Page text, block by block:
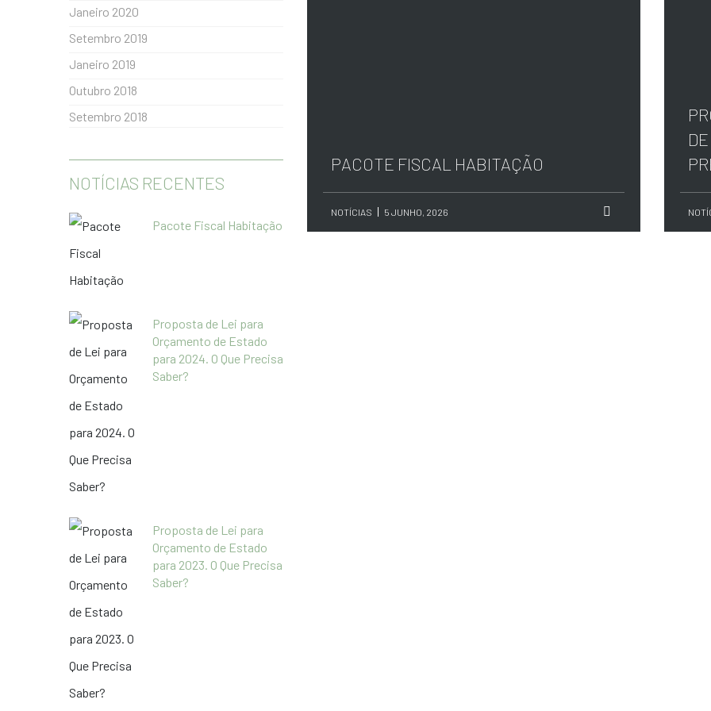
PACOTE FISCAL HABITAÇÃO
NOTÍCIAS 5 JUNHO, 2026
Janeiro 2020
Setembro 2019
Janeiro 2019
Outubro 2018
Setembro 2018
NOTÍCIAS RECENTES
Pacote Fiscal Habitação
Proposta de Lei para
Orçamento de Estado
para 2024. O Que Precisa
Saber?
Proposta de Lei para
Orçamento de Estado
para 2023. O Que Precisa
Saber?